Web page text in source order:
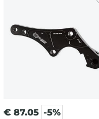
€ 87.05 -5%